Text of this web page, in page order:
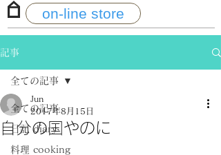
on-line store
記事
全ての記事
日記 diary
料理 cooking
全ての記事
自分の国やのに
Jun
2017年8月15日